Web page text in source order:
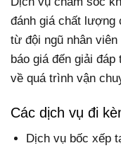
đánh giá chất lượng
từ đội ngũ nhân
báo giá đến giải
về quá trình vận
Các dịch vụ đi
Dịch vụ bốc xếp